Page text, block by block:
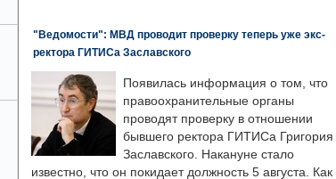
"Ведомости": МВД проводит проверку теперь уже экс-
ректора ГИТИСа Заславского
Появилась информация о том, что
правоохранительные органы
проводят проверку в отношении
бывшего ректора ГИТИСа Григория
Заславского. Накануне стало
известно, что он покидает должность 5 августа. Как